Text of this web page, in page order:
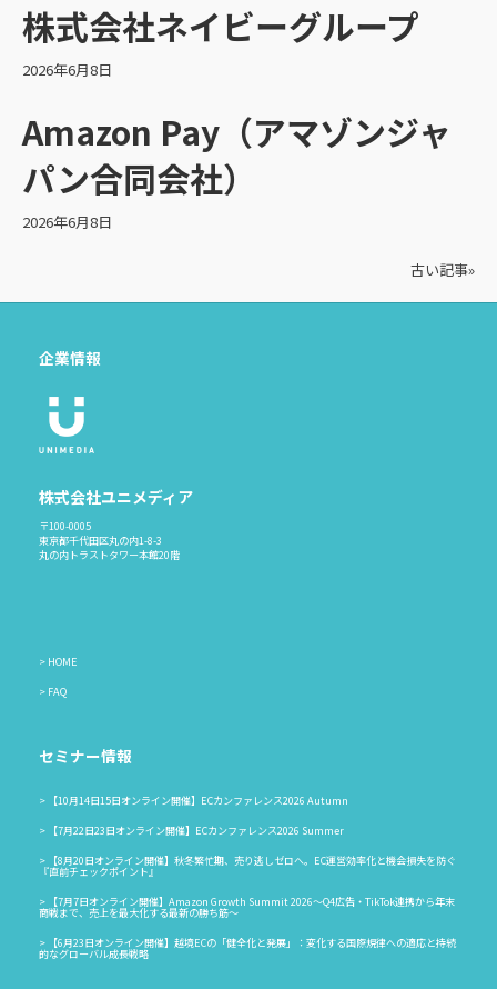
株式会社ネイビーグループ
2026年6月8日
Amazon Pay（アマゾンジャ
パン合同会社）
2026年6月8日
古い記事»
企業情報
株式会社ユニメディア
〒100-0005
東京都千代田区丸の内1-8-3
丸の内トラストタワー本館20階
HOME
FAQ
セミナー情報
【10月14日15日オンライン開催】ECカンファレンス2026 Autumn
【7月22日23日オンライン開催】ECカンファレンス2026 Summer
【8月20日オンライン開催】秋冬繁忙期、売り逃しゼロへ。EC運営効率化と機会損失を防ぐ
『直前チェックポイント』
【7月7日オンライン開催】Amazon Growth Summit 2026〜Q4広告・TikTok連携から年末
商戦まで、売上を最大化する最新の勝ち筋〜
【6月23日オンライン開催】越境ECの「健全化と発展」：変化する国際規律への適応と持続
的なグローバル成長戦略